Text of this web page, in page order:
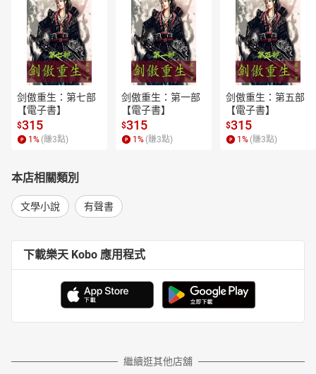
剑傲重生：第七部
【電子書】
$315
1 % (賺3點)
剑傲重生：第一部
【電子書】
$315
1 % (賺3點)
剑傲重生：第五部
【電子書】
$315
1 % (賺3點)
本店相關類別
文學小說 有聲書
下載樂天 Kobo 應用程式
繼續逛其他店舖